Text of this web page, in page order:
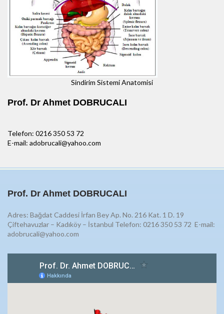
Sindirim Sistemi Anatomisi
Prof. Dr Ahmet DOBRUCALI
Telefon: 0216 350 53 72
E-mail: adobrucali@yahoo.com
Prof. Dr Ahmet DOBRUCALI
Adres: Bağdat Caddesi İrfan Bey Ap. No. 216 Kat. 1 D. 19
Çiftehavuzlar – Kadıköy – İstanbul Telefon: 0216 350 53 72 E-mail:
adobrucali@yahoo.com